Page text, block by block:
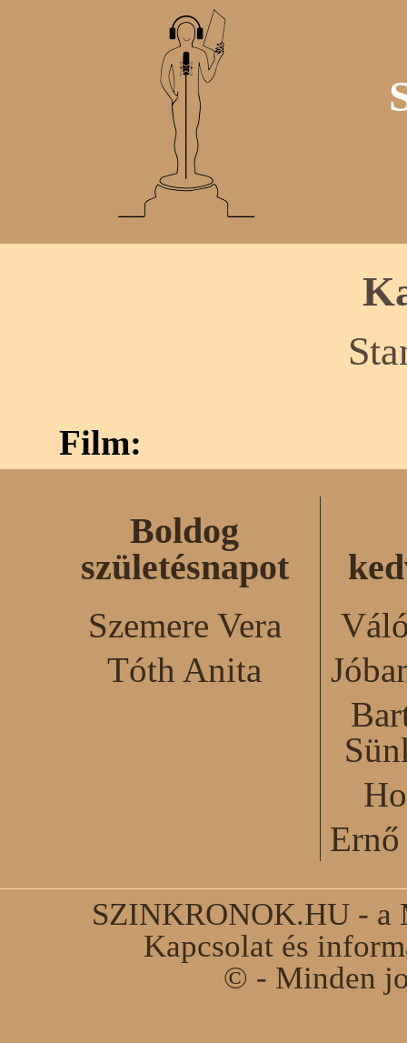
Film:
Boldog
születésnapot
Szemere Vera
Tóth Anita
SZINKRONOK.HU - a
Kapcsolat és
© - Minden